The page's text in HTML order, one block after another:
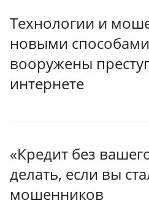
Технологии и
новыми
вооружены
интернете
«Кредит без
делать, если вы
мошенников